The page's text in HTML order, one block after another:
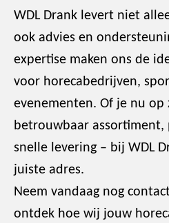
WDL Drank levert niet
ook advies en
expertise maken ons de
voor horecabedrijven,
evenementen. Of je nu op
betrouwbaar assortiment,
snelle levering – bij WDL
juiste adres.
Neem vandaag nog
ontdek hoe wij jouw